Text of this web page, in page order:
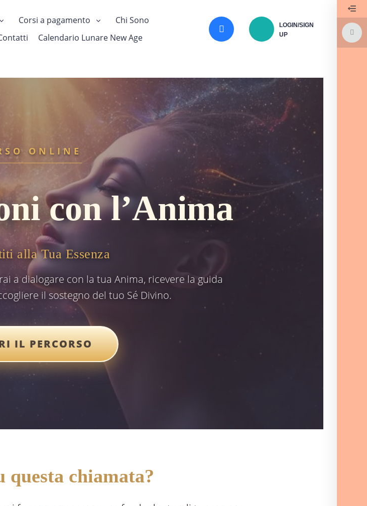
Corsi a pagamento
Chi Sono
Calendario Lunare New Age
LOGIN/SIGN
UP
ONLINE
con l’Anima
alla Tua Essenza
a dialogare con la tua Anima, ricevere la guida
il sostegno del tuo Sé Divino.
IL PERCORSO
questa chiamata?